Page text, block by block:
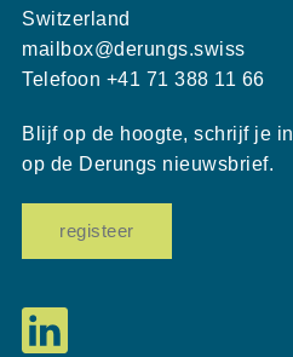
Switzerland
mailbox@derungs.swiss
Telefoon +41 71 388 11 66
Blijf op de hoogte, schrijf je in
op de Derungs nieuwsbrief.
registeer